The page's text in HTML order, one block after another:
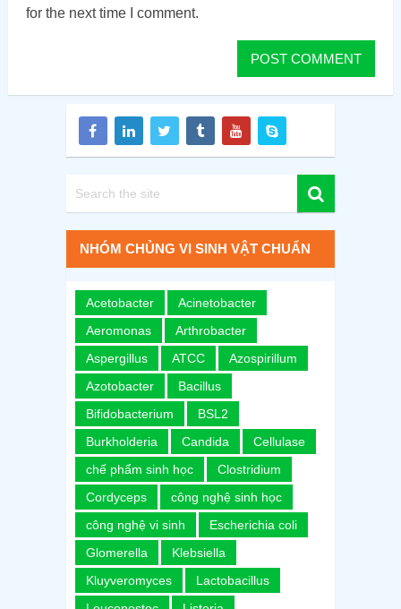
for the next time I comment.
NHÓM CHỦNG VI SINH VẬT CHUẨN
Acetobacter
Acinetobacter
Aeromonas
Arthrobacter
Aspergillus
ATCC
Azospirillum
Azotobacter
Bacillus
Bifidobacterium
BSL2
Burkholderia
Candida
Cellulase
chế phẩm sinh học
Clostridium
Cordyceps
công nghệ sinh học
công nghệ vi sinh
Escherichia coli
Glomerella
Klebsiella
Kluyveromyces
Lactobacillus